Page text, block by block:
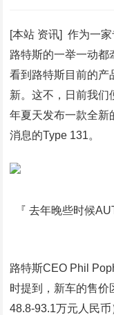
[本站 资讯] 作为一
路特斯的一举一动都
看到路特斯目前的产
新。这不，日前我们
年夏天发布一款全新
消息的Type 131。
『 去年晚些时候
路特斯CEO Phil
时提到，新车的售价
48.8-93.1万元人民